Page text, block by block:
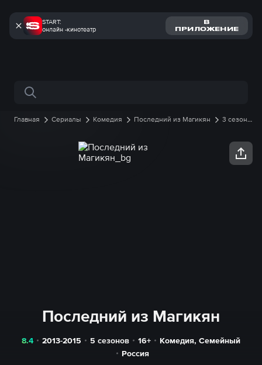
START:
онлайн -кинотеатр
В
ПРИЛОЖЕНИЕ
Поиск по сайту
Главная Сериалы Комедия Последний из Магикян
3 сезон
Последний из Магикян
8.4 2013-2015 5 сезонов 16+ Комедия,Семейный
Россия